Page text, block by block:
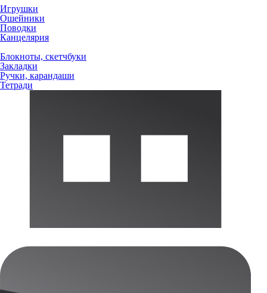
Игрушки
Ошейники
Поводки
Канцелярия
Блокноты, скетчбуки
Закладки
Ручки, карандаши
Тетради